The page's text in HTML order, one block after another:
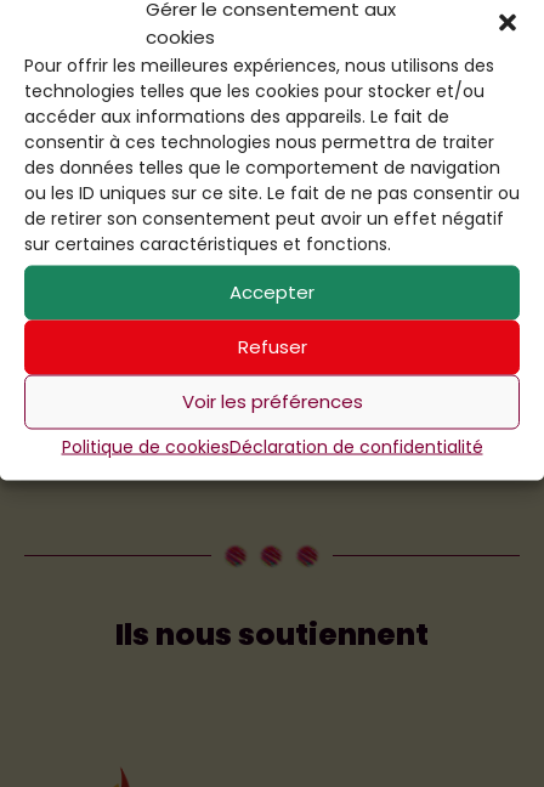
Gérer le consentement aux
cookies
Pour offrir les meilleures expériences, nous utilisons des
technologies telles que les cookies pour stocker et/ou
accéder aux informations des appareils. Le fait de
consentir à ces technologies nous permettra de traiter
des données telles que le comportement de navigation
ou les ID uniques sur ce site. Le fait de ne pas consentir ou
de retirer son consentement peut avoir un effet négatif
sur certaines caractéristiques et fonctions.
Accepter
Refuser
Voir les préférences
Politique de cookiesDéclaration de confidentialité
Ils nous soutiennent